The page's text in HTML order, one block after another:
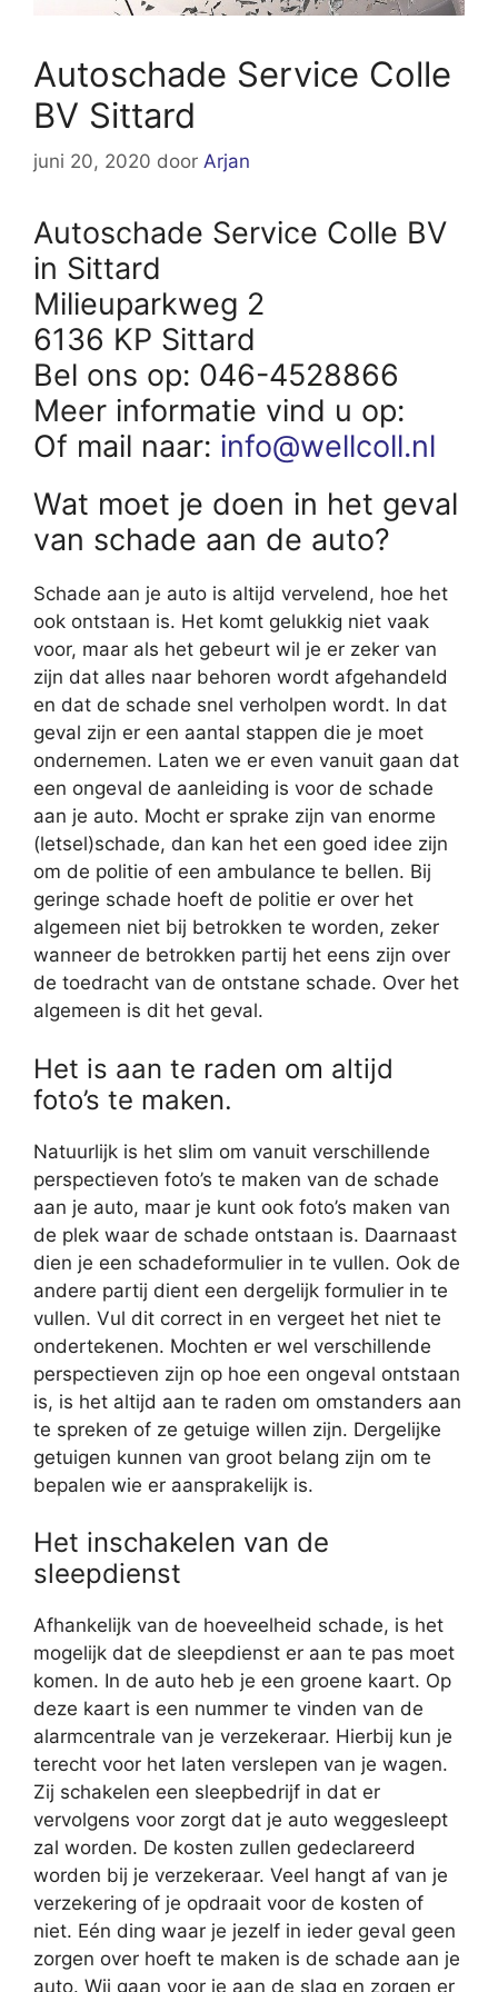
Autoschade Service Colle
BV Sittard
juni 20, 2020 door Arjan
Autoschade Service Colle BV
in Sittard
Milieuparkweg 2
6136 KP Sittard
Bel ons op: 046-4528866
Meer informatie vind u op:
Of mail naar: info@wellcoll.nl
Wat moet je doen in het geval
van schade aan de auto?
Schade aan je auto is altijd vervelend, hoe het
ook ontstaan is. Het komt gelukkig niet vaak
voor, maar als het gebeurt wil je er zeker van
zijn dat alles naar behoren wordt afgehandeld
en dat de schade snel verholpen wordt. In dat
geval zijn er een aantal stappen die je moet
ondernemen. Laten we er even vanuit gaan dat
een ongeval de aanleiding is voor de schade
aan je auto. Mocht er sprake zijn van enorme
(letsel)schade, dan kan het een goed idee zijn
om de politie of een ambulance te bellen. Bij
geringe schade hoeft de politie er over het
algemeen niet bij betrokken te worden, zeker
wanneer de betrokken partij het eens zijn over
de toedracht van de ontstane schade. Over het
algemeen is dit het geval.
Het is aan te raden om altijd
foto’s te maken.
Natuurlijk is het slim om vanuit verschillende
perspectieven foto’s te maken van de schade
aan je auto, maar je kunt ook foto’s maken van
de plek waar de schade ontstaan is. Daarnaast
dien je een schadeformulier in te vullen. Ook de
andere partij dient een dergelijk formulier in te
vullen. Vul dit correct in en vergeet het niet te
ondertekenen. Mochten er wel verschillende
perspectieven zijn op hoe een ongeval ontstaan
is, is het altijd aan te raden om omstanders aan
te spreken of ze getuige willen zijn. Dergelijke
getuigen kunnen van groot belang zijn om te
bepalen wie er aansprakelijk is.
Het inschakelen van de
sleepdienst
Afhankelijk van de hoeveelheid schade, is het
mogelijk dat de sleepdienst er aan te pas moet
komen. In de auto heb je een groene kaart. Op
deze kaart is een nummer te vinden van de
alarmcentrale van je verzekeraar. Hierbij kun je
terecht voor het laten verslepen van je wagen.
Zij schakelen een sleepbedrijf in dat er
vervolgens voor zorgt dat je auto weggesleept
zal worden. De kosten zullen gedeclareerd
worden bij je verzekeraar. Veel hangt af van je
verzekering of je opdraait voor de kosten of
niet. Eén ding waar je jezelf in ieder geval geen
zorgen over hoeft te maken is de schade aan je
auto. Wij gaan voor je aan de slag en zorgen er